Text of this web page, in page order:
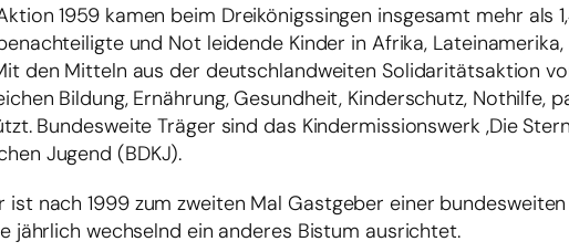
1959 kamen beim Dreikönigssingen insgesamt mehr als
und Not leidende Kinder in Afrika,
den Mitteln aus der deutschlandweiten Solidaritätsaktion
Bildung, Ernährung, Gesundheit, Kinderschutz, Nothilfe,
Bundesweite Träger sind das Kindermissionswerk ‚Die
Jugend (BDKJ).
ist nach 1999 zum zweiten Mal Gastgeber einer
jährlich wechselnd ein anderes Bistum ausrichtet.